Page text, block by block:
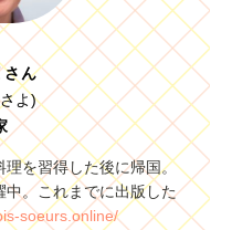
さん
よ)
を習得した後に帰国。
。これまでに出版した
soeurs.online/